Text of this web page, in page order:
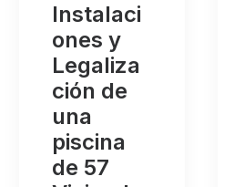
Instalaci
ones y
Legaliza
ción de
una
piscina
de 57